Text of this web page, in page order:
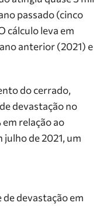
passado (cinco
cálculo leva em
anterior (2021) e
do cerrado,
devastação no
relação ao
julho de 2021, um
devastação em